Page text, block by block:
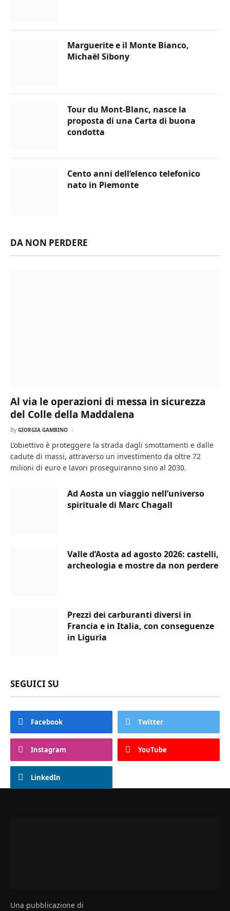
Marguerite e il Monte Bianco,
Michaël Sibony
Tour du Mont-Blanc, nasce la
proposta di una Carta di buona
condotta
Cento anni dell’elenco telefonico
nato in Piemonte
DA NON PERDERE
Al via le operazioni di messa in sicurezza
del Colle della Maddalena
By GIORGIA GAMBINO
L’obiettivo è proteggere la strada dagli smottamenti e dalle
cadute di massi, attraverso un investimento da oltre 72
milioni di euro e lavori proseguiranno sino al 2030.
Ad Aosta un viaggio nell’universo
spirituale di Marc Chagall
Valle d’Aosta ad agosto 2026: castelli,
archeologia e mostre da non perdere
Prezzi dei carburanti diversi in
Francia e in Italia, con conseguenze
in Liguria
SEGUICI SU
Facebook Twitter
Instagram YouTube
LinkedIn
Una pubblicazione di